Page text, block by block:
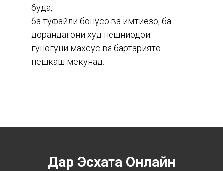
буда,
ба туфайли бонусҳо ва имтиёзҳо, ба
дорандагони худ пешниҳодҳои
гуногуни махсус ва бартариятҳо
пешкаш мекунад.
Дар Эсхата Онлайн